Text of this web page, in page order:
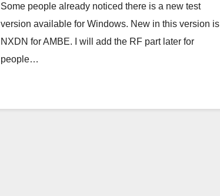
Some people already noticed there is a new test
version available for Windows. New in this version is
NXDN for AMBE. I will add the RF part later for
people…